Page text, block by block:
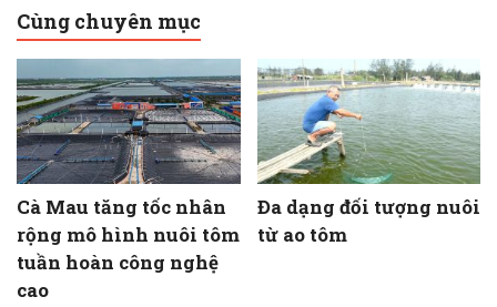
Cùng chuyên mục
Cà Mau tăng tốc nhân
rộng mô hình nuôi tôm
tuần hoàn công nghệ
cao
Đa dạng đối tượng nuôi
từ ao tôm